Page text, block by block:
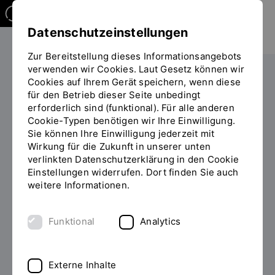
Sie
befinden
sich
auf
der
Seite
"Finanzierung"
Studieren
International
Praktikum im Ausland
Finanzierung
Finanzierung
Selbstverständlich wünscht man sich für seine
Vergütung. Jedoch ist die Auszahlung eines Entgelts
leider nicht bei allen Ausbildungsstellen üblich bzw.
man an die Finanzierung denken und rechtzeitig
Datenschutzeinstellungen
Zur Bereitstellung dieses Informationsangebots
verwenden wir Cookies. Laut Gesetz können wir
Cookies auf Ihrem Gerät speichern, wenn diese
für den Betrieb dieser Seite unbedingt
erforderlich sind (funktional). Für alle anderen
Cookie-Typen benötigen wir Ihre Einwilligung.
Sie können Ihre Einwilligung jederzeit mit
Wirkung für die Zukunft in unserer unten
verlinkten Datenschutzerklärung in den Cookie
Einstellungen widerrufen. Dort finden Sie auch
weitere Informationen.
Funktional Analytics
Externe Inhalte